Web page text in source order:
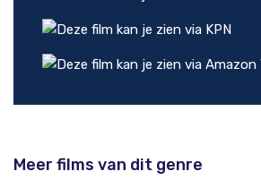
Meer films van dit genre